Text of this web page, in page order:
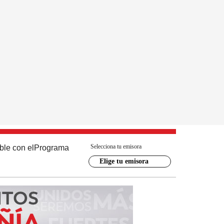
con el Programa Selecciona tu emisora
Elige tu emisora